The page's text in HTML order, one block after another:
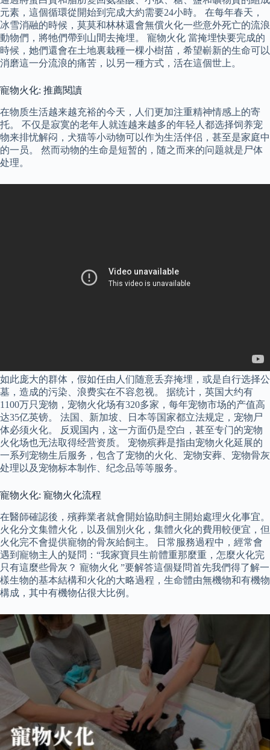
元素，這個循環從開始到完成大約需要24小時。 在每年春天，
冰雪消融的時候，莫莫和林林還會無償火化一些意外死亡的流浪
動物們，將牠們帶到山間去掩埋。 寵物火化 當掩埋快要完成的
時候，她們還會在土地裏栽種一棵小樹苗，希望嶄新的生命可以
消磨這一分流浪的痛苦，以另一種方式，活在這個世上。
寵物火化: 推薦閱讀
在物质生活越来越充裕的今天，人们更加注重精神情感上的寄
托。 不仅是寂寞的老年人就连越来越多的年轻人都选择饲养宠
物来排忧解闷，犬猫等小动物可以作为生活伴侣，甚至是家庭中
的一员。 然而动物的生命是短暂的，随之而来的问题就是尸体
处理。
如此庞大的群体，假如任由人们随意丢弃掩埋，或是自行选择公
墓，造成的污染、浪费实在不容忽视。 据统计，英国大约有
1100万只宠物，宠物火化场有320多家，每年宠物市场的产值高
达35亿英镑。 法国、新加坡、日本等国家都立法规定，宠物尸
体必须火化。 反观国内，这一方面仍是空白，甚至专门的宠物
火化场也无法取得经营资质。 宠物殡葬是指由宠物火化延展的
一系列宠物生后服务，包含了宠物的火化、宠物安葬、宠物骨灰
处理以及宠物标本制作、纪念品等等服务。
寵物火化: 寵物火化流程
在醫師確認後，殯葬業者就會開始協助飼主開始處理火化事宜。
火化分文集體火化，以及個別火化，集體火化的費用較便宜，但
火化完不會提供寵物的骨灰給飼主。 日常服務過程中，經常會
遇到寵物主人的疑問：“我家寶貝生前體重那麼重，怎麼火化完
只有這麼些骨灰？ 寵物火化 ”要解答這個疑問首先我們得了解一
樣生物的基本結構和火化的大略過程，生命體由無機物和有機物
構成，其中有機物佔很大比例。